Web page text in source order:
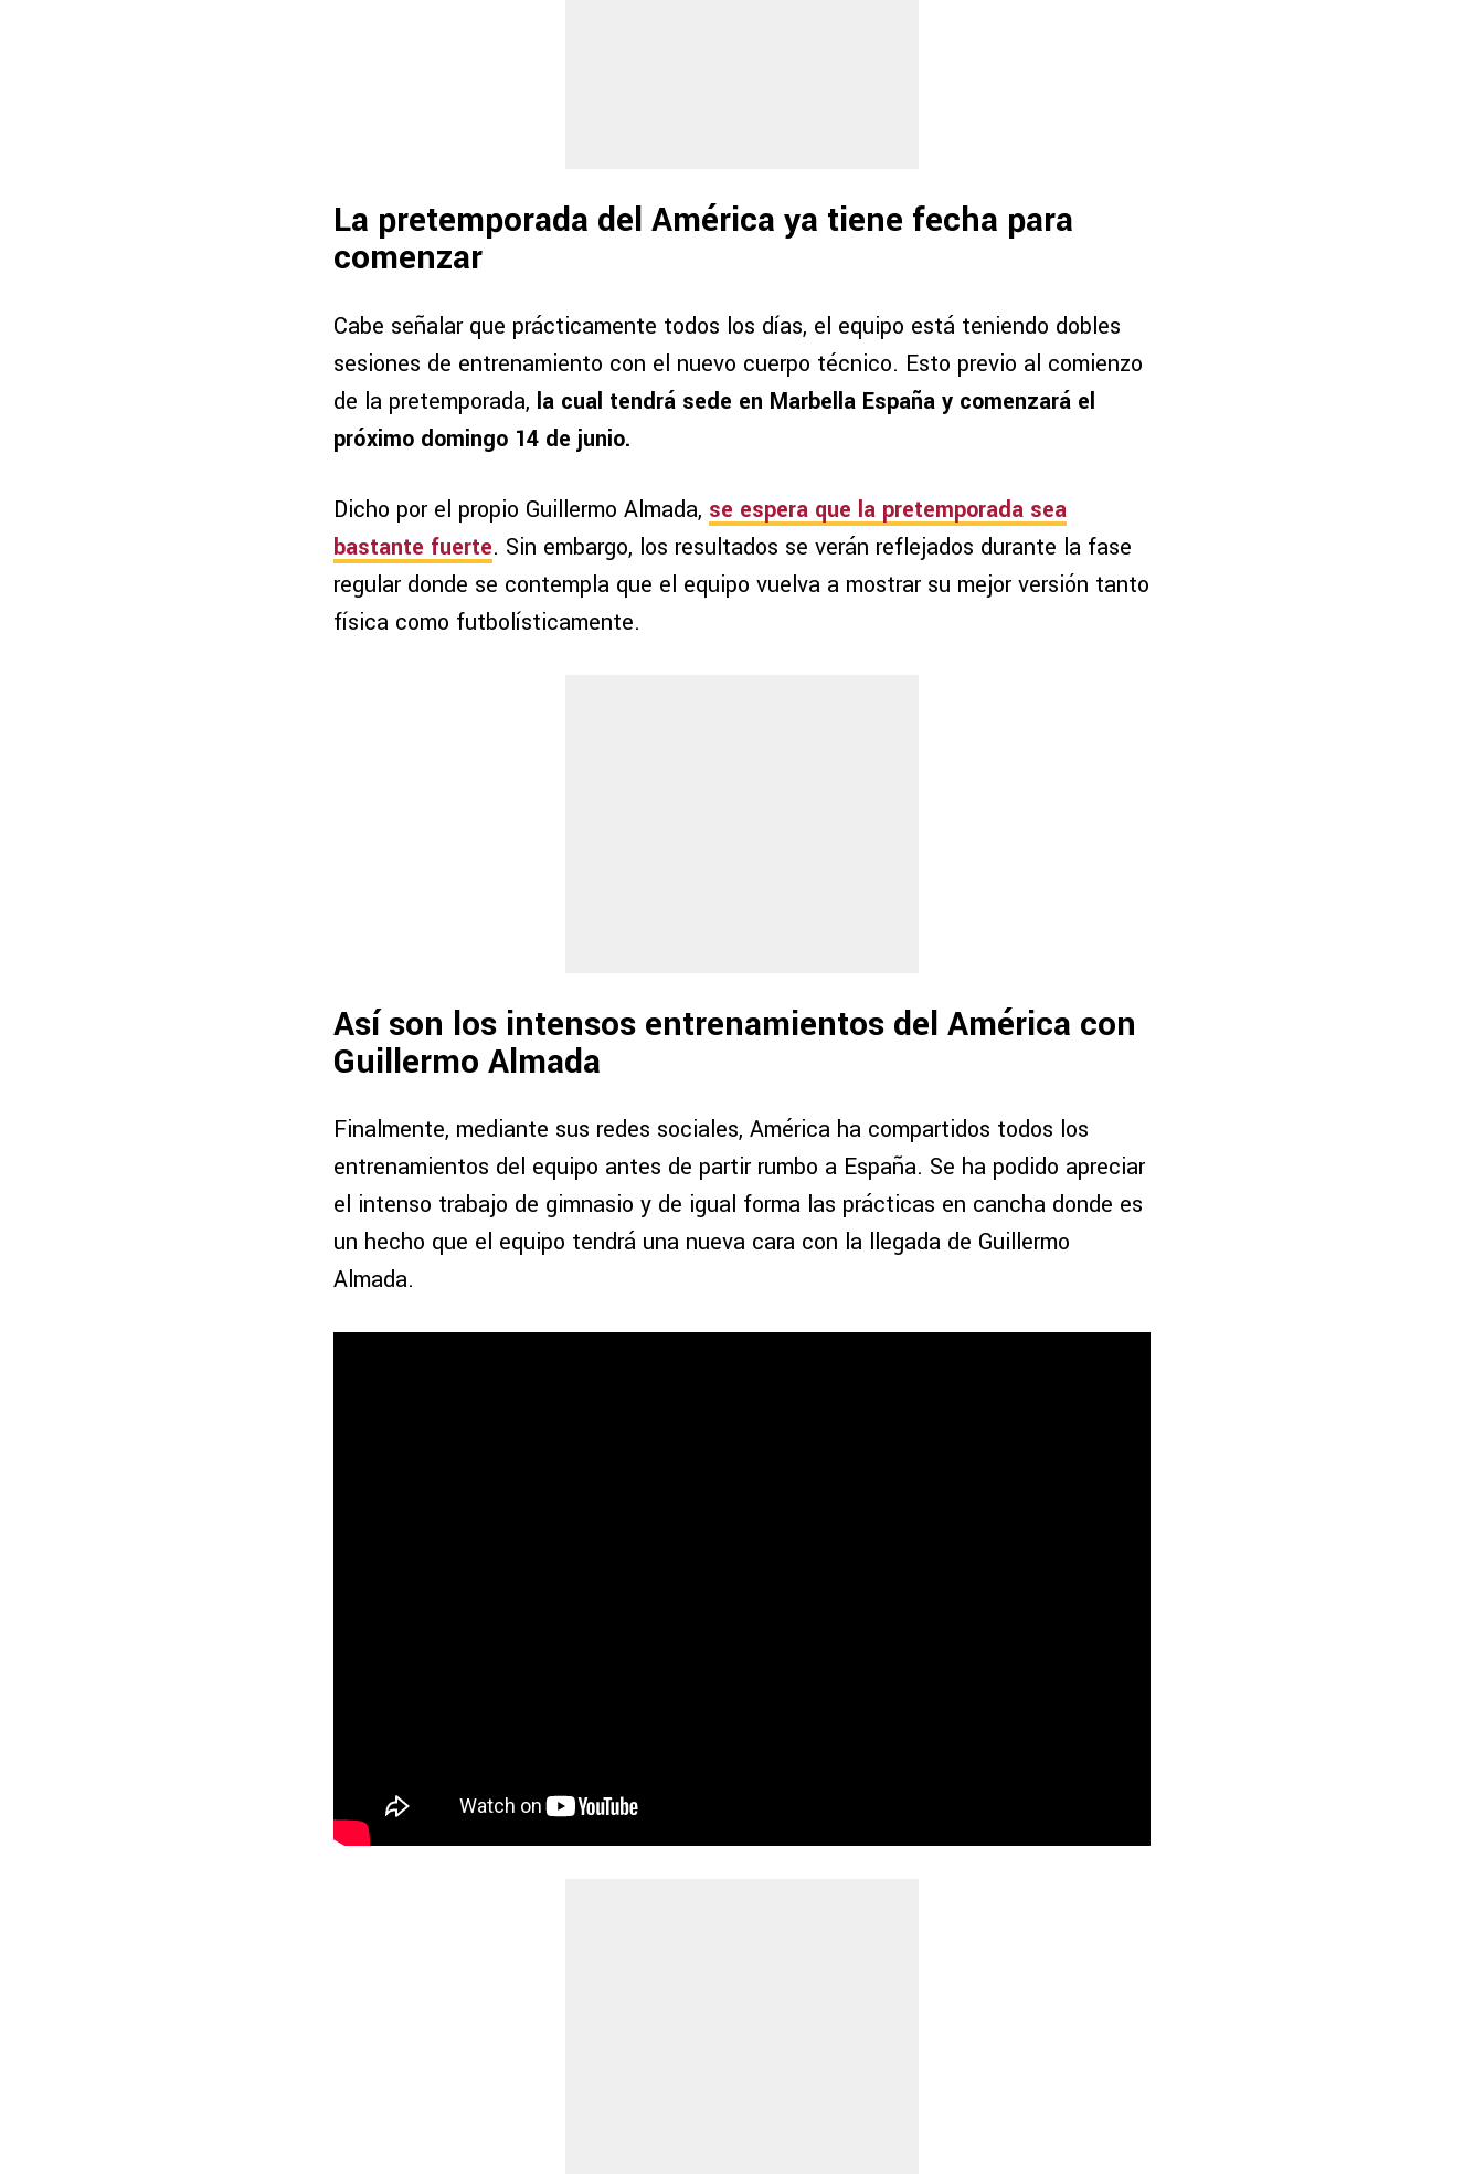
La pretemporada del América ya tiene fecha para
comenzar
Cabe señalar que prácticamente todos los días, el equipo está teniendo dobles
sesiones de entrenamiento con el nuevo cuerpo técnico. Esto previo al comienzo
de la pretemporada, la cual tendrá sede en Marbella España y comenzará el
próximo domingo 14 de junio.
Dicho por el propio Guillermo Almada, se espera que la pretemporada sea
bastante fuerte. Sin embargo, los resultados se verán reflejados durante la fase
regular donde se contempla que el equipo vuelva a mostrar su mejor versión tanto
física como futbolísticamente.
Así son los intensos entrenamientos del América con
Guillermo Almada
Finalmente, mediante sus redes sociales, América ha compartidos todos los
entrenamientos del equipo antes de partir rumbo a España. Se ha podido apreciar
el intenso trabajo de gimnasio y de igual forma las prácticas en cancha donde es
un hecho que el equipo tendrá una nueva cara con la llegada de Guillermo
Almada.